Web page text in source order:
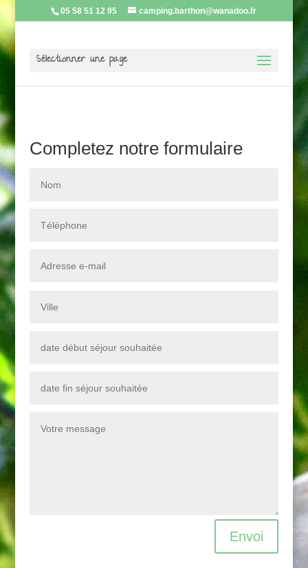
05 58 51 12 95 camping.barthon@wanadoo.fr
Sélectionner une page
Completez notre formulaire
Envoi